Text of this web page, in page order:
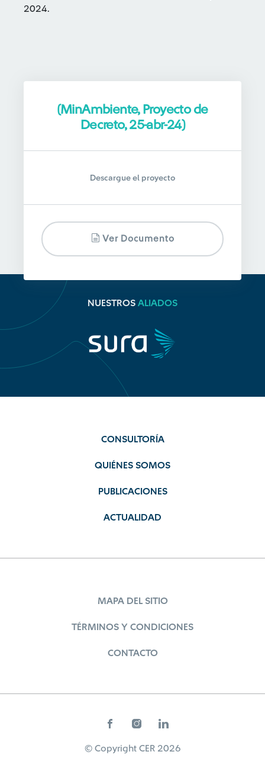
2024.
(MinAmbiente, Proyecto de
Decreto, 25-abr-24)
Descargue el proyecto
Ver Documento
NUESTROS ALIADOS
CONSULTORÍA
QUIÉNES SOMOS
PUBLICACIONES
ACTUALIDAD
MAPA DEL SITIO
TÉRMINOS Y CONDICIONES
CONTACTO
© Copyright CER 2026